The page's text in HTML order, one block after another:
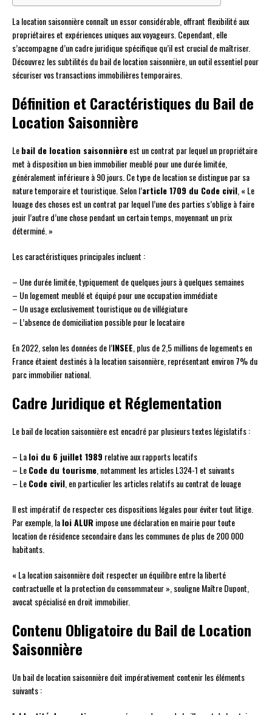
La location saisonnière connaît un essor considérable, offrant flexibilité aux
propriétaires et expériences uniques aux voyageurs. Cependant, elle
s’accompagne d’un cadre juridique spécifique qu’il est crucial de maîtriser.
Découvrez les subtilités du bail de location saisonnière, un outil essentiel pour
sécuriser vos transactions immobilières temporaires.
Définition et Caractéristiques du Bail de
Location Saisonnière
Lebail de location saisonnièreest un contrat par lequel un propriétaire
met à disposition un bien immobilier meublé pour une durée limitée,
généralement inférieure à 90 jours. Ce type de location se distingue par sa
nature temporaire et touristique. Selon l’article 1709 du Code civil, « Le
louage des choses est un contrat par lequel l’une des parties s’oblige à faire
jouir l’autre d’une chose pendant un certain temps, moyennant un prix
déterminé. »
Les caractéristiques principales incluent :
– Une durée limitée, typiquement de quelques jours à quelques semaines
– Un logement meublé et équipé pour une occupation immédiate
– Un usage exclusivement touristique ou de villégiature
– L’absence de domiciliation possible pour le locataire
En 2022, selon les données de l’INSEE, plus de 2,5 millions de logements en
France étaient destinés à la location saisonnière, représentant environ 7% du
parc immobilier national.
Cadre Juridique et Réglementation
Le bail de location saisonnière est encadré par plusieurs textes législatifs :
– Laloi du 6 juillet 1989 relative aux rapports locatifs
– LeCode du tourisme, notamment les articles L324-1 et suivants
– LeCode civil, en particulier les articles relatifs au contrat de louage
Il est impératif de respecter ces dispositions légales pour éviter tout litige.
Par exemple, laloi ALUR impose une déclaration en mairie pour toute
location de résidence secondaire dans les communes de plus de 200 000
habitants.
« La location saisonnière doit respecter un équilibre entre la liberté
contractuelle et la protection du consommateur », souligne Maître Dupont,
avocat spécialisé en droit immobilier.
Contenu Obligatoire du Bail de Location
Saisonnière
Un bail de location saisonnière doit impérativement contenir les éléments
suivants :